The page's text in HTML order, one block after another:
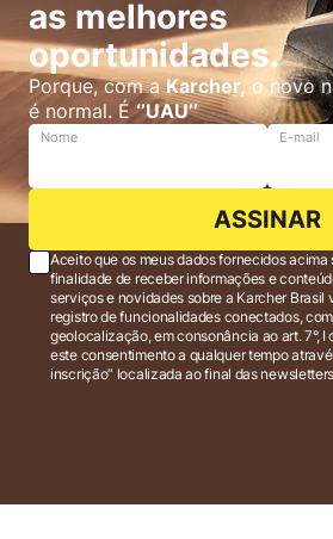
as melhores
oportunidades.
Porque, com aKarcher, o novo
é normal. É‘’UAU’’
Nome E-mail
ASSINAR
Aceito que os meus dados fornecidos
finalidade de receber informações e
serviços e novidades sobre a Karcher Brasil via e-mail marketing e
registro de funcionalidades conectados,
geolocalização, em consonância ao art. 7°, I
este consentimento a qualquer tempo
inscrição” localizada ao final das